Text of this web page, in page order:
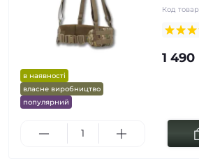
в наявності
власне виробництво
популярний
Код
1 490